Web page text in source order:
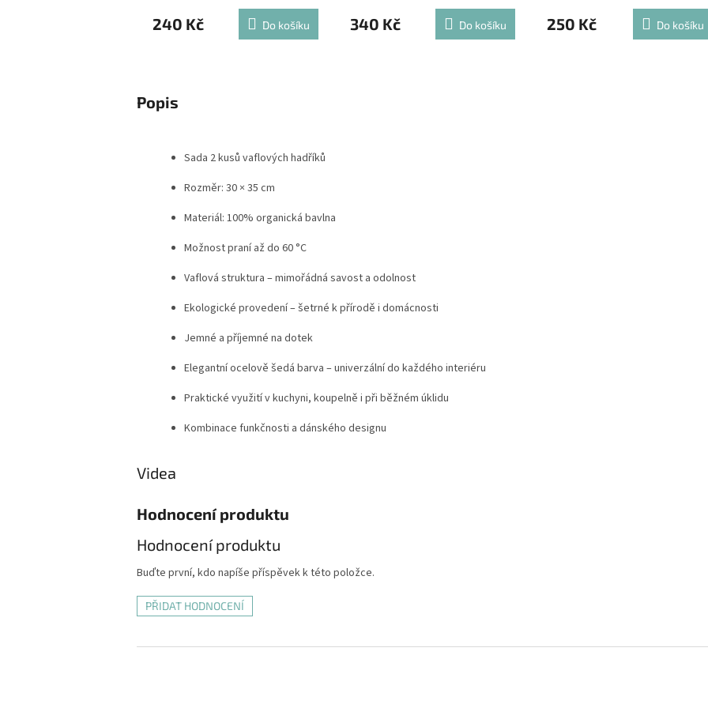
240 Kč Do košíku 340 Kč Do košíku 250 Kč Do košíku
Popis
Sada 2 kusů vaflových hadříků
Rozměr: 30 × 35 cm
Materiál: 100% organická bavlna
Možnost praní až do 60 °C
Vaflová struktura – mimořádná savost a odolnost
Ekologické provedení – šetrné k přírodě i domácnosti
Jemné a příjemné na dotek
Elegantní ocelově šedá barva – univerzální do každého interiéru
Praktické využití v kuchyni, koupelně i při běžném úklidu
Kombinace funkčnosti a dánského designu
Videa
Hodnocení produktu
Hodnocení produktu
Buďte první, kdo napíše příspěvek k této položce.
PŘIDAT HODNOCENÍ